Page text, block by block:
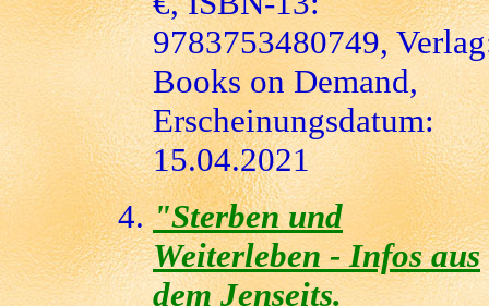
9783753480749,
Books on Demand,
Erscheinungsdatum:
15.04.2021
"Sterben und
Weiterleben - Infos aus
dem Jenseits.